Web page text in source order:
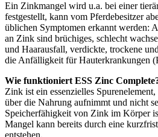
Ein Zinkmangel wird u.a. bei einer
festgestellt, kann vom Pferdebesitzer
üblichen Symptomen erkannt werden:
an Zink sind brüchiges, schlecht
und Haarausfall, verdickte, trockene
die Anfälligkeit für Hauterkrankungen
Wie funktioniert ESS Zinc
Zink ist ein essenzielles
über die Nahrung aufnimmt und nicht
Speicherfähigkeit von Zink im Körper
Mangel kann bereits durch eine